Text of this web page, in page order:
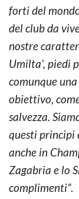
forti del
del club da
nostre
Umilta’, piedi
comunque
obiettivo,
salvezza.
questi principi
anche in
Zagabria e lo
complimenti”.